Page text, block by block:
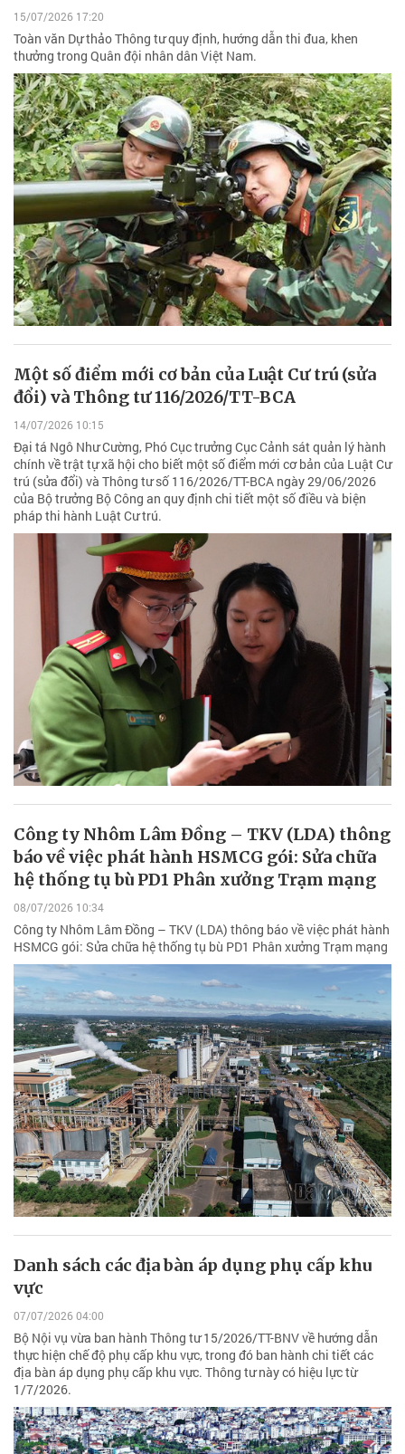
15/07/2026 17:20
Toàn văn Dự thảo Thông tư quy định, hướng dẫn thi đua, khen
thưởng trong Quân đội nhân dân Việt Nam.
Một số điểm mới cơ bản của Luật Cư trú (sửa
đổi) và Thông tư 116/2026/TT-BCA
14/07/2026 10:15
Đại tá Ngô Như Cường, Phó Cục trưởng Cục Cảnh sát quản lý hành
chính về trật tự xã hội cho biết một số điểm mới cơ bản của Luật Cư
trú (sửa đổi) và Thông tư số 116/2026/TT-BCA ngày 29/06/2026
của Bộ trưởng Bộ Công an quy định chi tiết một số điều và biện
pháp thi hành Luật Cư trú.
Công ty Nhôm Lâm Đồng – TKV (LDA) thông
báo về việc phát hành HSMCG gói: Sửa chữa
hệ thống tụ bù PD1 Phân xưởng Trạm mạng
08/07/2026 10:34
Công ty Nhôm Lâm Đồng – TKV (LDA) thông báo về việc phát hành
HSMCG gói: Sửa chữa hệ thống tụ bù PD1 Phân xưởng Trạm mạng
Danh sách các địa bàn áp dụng phụ cấp khu
vực
07/07/2026 04:00
Bộ Nội vụ vừa ban hành Thông tư 15/2026/TT-BNV về hướng dẫn
thực hiện chế độ phụ cấp khu vực, trong đó ban hành chi tiết các
địa bàn áp dụng phụ cấp khu vực. Thông tư này có hiệu lực từ
1/7/2026.